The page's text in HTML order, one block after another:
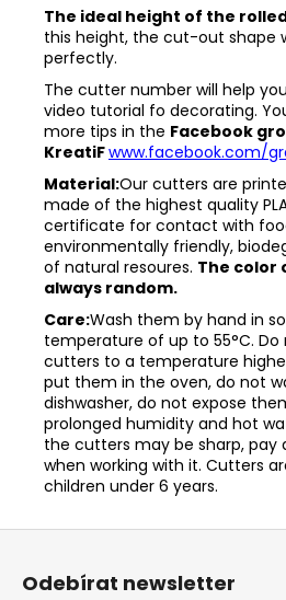
The ideal height of the
this height, the cut-out shape
perfectly.
The cutter number will help
video tutorial fo decorating.
more tips in the Facebook
KreatiFwww.facebook.com/
Material:Our cutters are
made of the highest quality
certificate for contact with
environmentally friendly,
of natural resoures. The color
always random.
Care:Wash them by hand in
temperature of up to 55°C.
cutters to a temperature
put them in the oven, do not
dishwasher, do not expose
prolonged humidity and hot
the cutters may be sharp,
when working with it. Cutters
children under 6 years.
Z
Odebírat newsletter